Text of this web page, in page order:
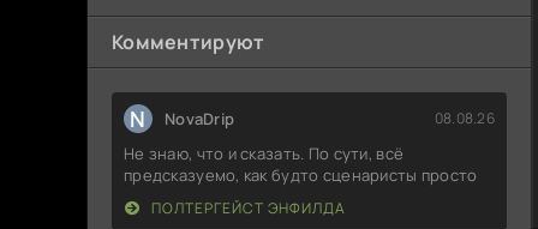
Комментируют
N NovaDrip 08.08.26
Не знаю, что и сказать. По сути, всё
предсказуемо, как будто сценаристы просто
ПОЛТЕРГЕЙСТ ЭНФИЛДА